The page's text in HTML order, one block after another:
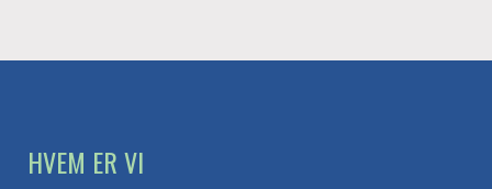
HVEM ER VI